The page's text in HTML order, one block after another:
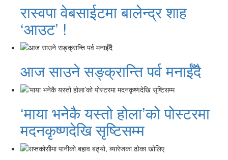
रास्वपा वेबसाईटमा बालेन्द्र शाह
‘आउट’ !
आज साउने सङ्क्रान्ति पर्व मनाईँदै
‘माया भनेकै यस्तो होला’को पोस्टरमा
मदनकृष्णदेखि सृष्टिसम्म